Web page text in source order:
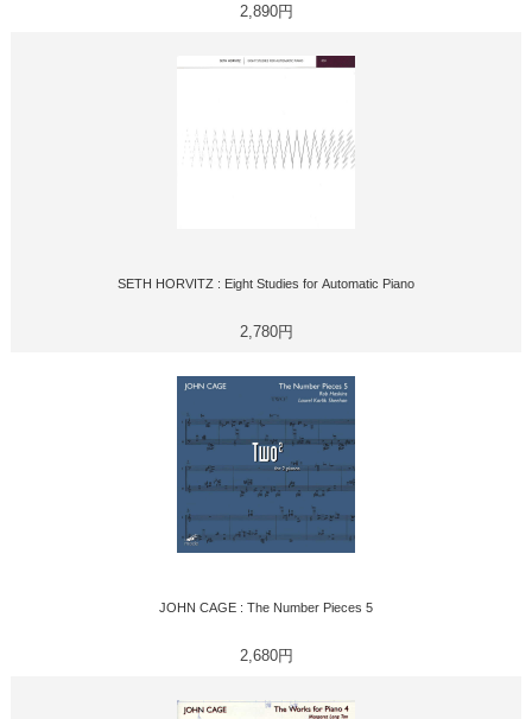
2,890円
SETH HORVITZ : Eight Studies for Automatic Piano
2,780円
JOHN CAGE : The Number Pieces 5
2,680円